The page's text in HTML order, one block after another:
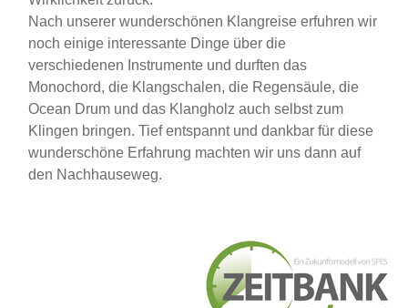
Nach unserer wunderschönen Klangreise erfuhren wir
noch einige interessante Dinge über die
verschiedenen Instrumente und durften das
Monochord, die Klangschalen, die Regensäule, die
Ocean Drum und das Klangholz auch selbst zum
Klingen bringen. Tief entspannt und dankbar für diese
wunderschöne Erfahrung machten wir uns dann auf
den Nachhauseweg.